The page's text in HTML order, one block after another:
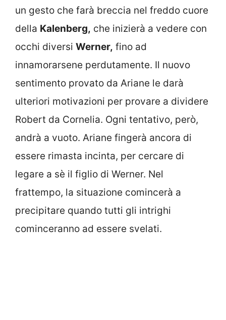
un gesto che farà breccia nel freddo cuore
della Kalenberg, che inizierà a vedere con
occhi diversi Werner, fino ad
innamorarsene perdutamente. Il nuovo
sentimento provato da Ariane le darà
ulteriori motivazioni per provare a dividere
Robert da Cornelia. Ogni tentativo, però,
andrà a vuoto. Ariane fingerà ancora di
essere rimasta incinta, per cercare di
legare a sè il figlio di Werner. Nel
frattempo, la situazione comincerà a
precipitare quando tutti gli intrighi
cominceranno ad essere svelati.